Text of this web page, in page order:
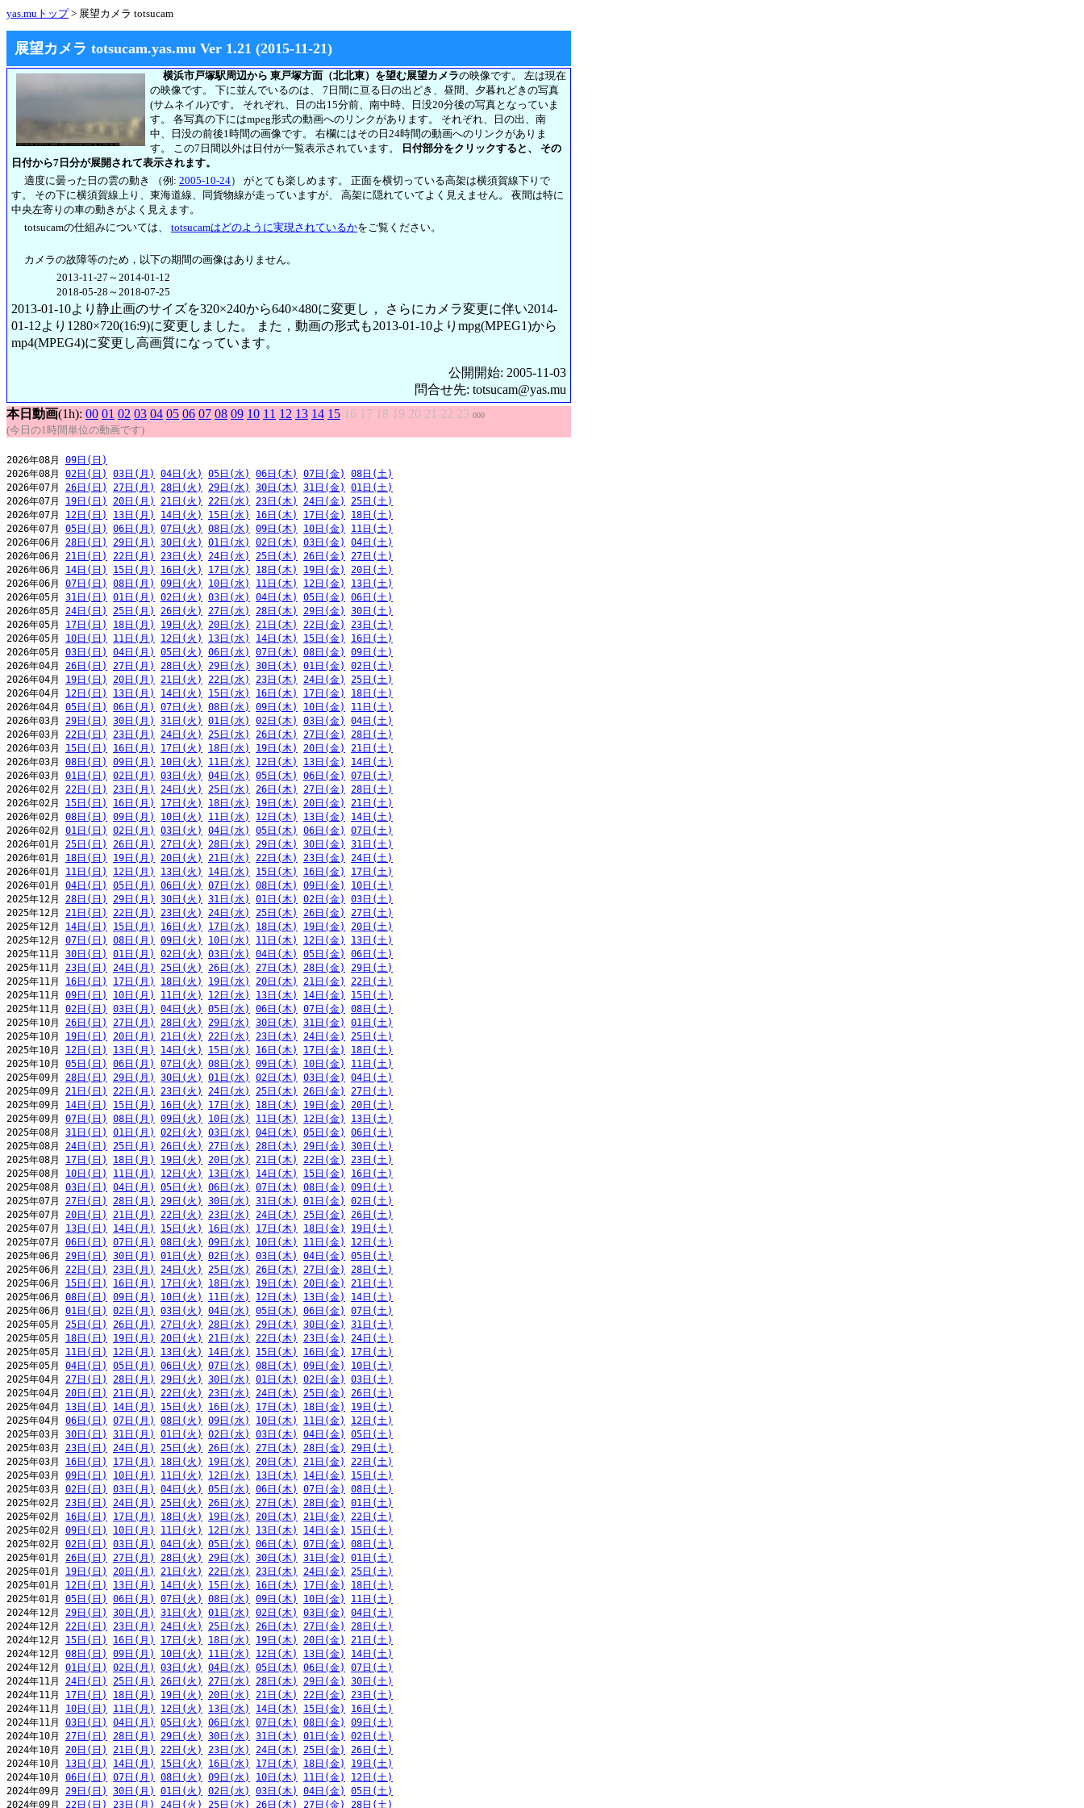
yas.muトップ> 展望カメラ totsucam
展望カメラ totsucam.yas.mu Ver 1.21 (2015-11-21)
横浜市戸塚駅周辺から 東戸塚方面（北北東）を望む展望カメラの映像です。 左は現在
の映像です。 下に並んでいるのは、 7日間に亘る日の出どき、昼間、夕暮れどきの写真
(サムネイル)です。 それぞれ、日の出15分前、南中時、日没20分後の写真となっていま
す。 各写真の下にはmpeg形式の動画へのリンクがあります。 それぞれ、日の出、南
中、日没の前後1時間の画像です。 右欄にはその日24時間の動画へのリンクがありま
す。 この7日間以外は日付が一覧表示されています。
日付部分をクリックすると、 その
日付から7日分が展開されて表示されます。
適度に曇った日の雲の動き （例: 2005-10-24） がとても楽しめます。 正面を横切っている高架は横須賀線下りで
す。 その下に横須賀線上り、東海道線、同貨物線が走っていますが、 高架に隠れていてよく見えません。 夜間は特に
中央左寄りの車の動きがよく見えます。
totsucamの仕組みについては、 totsucamはどのように実現されているかをご覧ください。
カメラの故障等のため，以下の期間の画像はありません。
2013-11-27～2014-01-12
2018-05-28～2018-07-25
2013-01-10より静止画のサイズを320×240から640×480に変更し， さらにカメラ変更に伴い2014-
01-12より1280×720(16:9)に変更しました。 また，動画の形式も2013-01-10よりmpg(MPEG1)から
mp4(MPEG4)に変更し高画質になっています。
公開開始: 2005-11-03
問合せ先: totsucam@yas.mu
本日動画(1h): 00 01 02 03 04 05 06 07 08 09 10 11 12 13 14 15 16 17 18 19 20 21 22 23 000
(今日の1時間単位の動画です)
2026年08月 09日(日)
2026年08月 02日(日) 03日(月) 04日(火) 05日(水) 06日(木) 07日(金)
08日(土)
2026年07月 26日(日) 27日(月) 28日(火) 29日(水) 30日(木) 31日(金)
01日(土)
2026年07月 19日(日) 20日(月) 21日(火) 22日(水) 23日(木) 24日(金)
25日(土)
2026年07月 12日(日) 13日(月) 14日(火) 15日(水) 16日(木) 17日(金)
18日(土)
2026年07月 05日(日) 06日(月) 07日(火) 08日(水) 09日(木) 10日(金)
11日(土)
2026年06月 28日(日) 29日(月) 30日(火) 01日(水) 02日(木) 03日(金)
04日(土)
2026年06月 21日(日) 22日(月) 23日(火) 24日(水) 25日(木) 26日(金)
27日(土)
2026年06月 14日(日) 15日(月) 16日(火) 17日(水) 18日(木) 19日(金)
20日(土)
2026年06月 07日(日) 08日(月) 09日(火) 10日(水) 11日(木) 12日(金)
13日(土)
2026年05月 31日(日) 01日(月) 02日(火) 03日(水) 04日(木) 05日(金)
06日(土)
2026年05月 24日(日) 25日(月) 26日(火) 27日(水) 28日(木) 29日(金)
30日(土)
2026年05月 17日(日) 18日(月) 19日(火) 20日(水) 21日(木) 22日(金)
23日(土)
2026年05月 10日(日) 11日(月) 12日(火) 13日(水) 14日(木) 15日(金)
16日(土)
2026年05月 03日(日) 04日(月) 05日(火) 06日(水) 07日(木) 08日(金)
09日(土)
2026年04月 26日(日) 27日(月) 28日(火) 29日(水) 30日(木) 01日(金)
02日(土)
2026年04月 19日(日) 20日(月) 21日(火) 22日(水) 23日(木) 24日(金)
25日(土)
2026年04月 12日(日) 13日(月) 14日(火) 15日(水) 16日(木) 17日(金)
18日(土)
2026年04月 05日(日) 06日(月) 07日(火) 08日(水) 09日(木) 10日(金)
11日(土)
2026年03月 29日(日) 30日(月) 31日(火) 01日(水) 02日(木) 03日(金)
04日(土)
2026年03月 22日(日) 23日(月) 24日(火) 25日(水) 26日(木) 27日(金)
28日(土)
2026年03月 15日(日) 16日(月) 17日(火) 18日(水) 19日(木) 20日(金)
21日(土)
2026年03月 08日(日) 09日(月) 10日(火) 11日(水) 12日(木) 13日(金)
14日(土)
2026年03月 01日(日) 02日(月) 03日(火) 04日(水) 05日(木) 06日(金)
07日(土)
2026年02月 22日(日) 23日(月) 24日(火) 25日(水) 26日(木) 27日(金)
28日(土)
2026年02月 15日(日) 16日(月) 17日(火) 18日(水) 19日(木) 20日(金)
21日(土)
2026年02月 08日(日) 09日(月) 10日(火) 11日(水) 12日(木) 13日(金)
14日(土)
2026年02月 01日(日) 02日(月) 03日(火) 04日(水) 05日(木) 06日(金)
07日(土)
2026年01月 25日(日) 26日(月) 27日(火) 28日(水) 29日(木) 30日(金)
31日(土)
2026年01月 18日(日) 19日(月) 20日(火) 21日(水) 22日(木) 23日(金)
24日(土)
2026年01月 11日(日) 12日(月) 13日(火) 14日(水) 15日(木) 16日(金)
17日(土)
2026年01月 04日(日) 05日(月) 06日(火) 07日(水) 08日(木) 09日(金)
10日(土)
2025年12月 28日(日) 29日(月) 30日(火) 31日(水) 01日(木) 02日(金)
03日(土)
2025年12月 21日(日) 22日(月) 23日(火) 24日(水) 25日(木) 26日(金)
27日(土)
2025年12月 14日(日) 15日(月) 16日(火) 17日(水) 18日(木) 19日(金)
20日(土)
2025年12月 07日(日) 08日(月) 09日(火) 10日(水) 11日(木) 12日(金)
13日(土)
2025年11月 30日(日) 01日(月) 02日(火) 03日(水) 04日(木) 05日(金)
06日(土)
2025年11月 23日(日) 24日(月) 25日(火) 26日(水) 27日(木) 28日(金)
29日(土)
2025年11月 16日(日) 17日(月) 18日(火) 19日(水) 20日(木) 21日(金)
22日(土)
2025年11月 09日(日) 10日(月) 11日(火) 12日(水) 13日(木) 14日(金)
15日(土)
2025年11月 02日(日) 03日(月) 04日(火) 05日(水) 06日(木) 07日(金)
08日(土)
2025年10月 26日(日) 27日(月) 28日(火) 29日(水) 30日(木) 31日(金)
01日(土)
2025年10月 19日(日) 20日(月) 21日(火) 22日(水) 23日(木) 24日(金)
25日(土)
2025年10月 12日(日) 13日(月) 14日(火) 15日(水) 16日(木) 17日(金)
18日(土)
2025年10月 05日(日) 06日(月) 07日(火) 08日(水) 09日(木) 10日(金)
11日(土)
2025年09月 28日(日) 29日(月) 30日(火) 01日(水) 02日(木) 03日(金)
04日(土)
2025年09月 21日(日) 22日(月) 23日(火) 24日(水) 25日(木) 26日(金)
27日(土)
2025年09月 14日(日) 15日(月) 16日(火) 17日(水) 18日(木) 19日(金)
20日(土)
2025年09月 07日(日) 08日(月) 09日(火) 10日(水) 11日(木) 12日(金)
13日(土)
2025年08月 31日(日) 01日(月) 02日(火) 03日(水) 04日(木) 05日(金)
06日(土)
2025年08月 24日(日) 25日(月) 26日(火) 27日(水) 28日(木) 29日(金)
30日(土)
2025年08月 17日(日) 18日(月) 19日(火) 20日(水) 21日(木) 22日(金)
23日(土)
2025年08月 10日(日) 11日(月) 12日(火) 13日(水) 14日(木) 15日(金)
16日(土)
2025年08月 03日(日) 04日(月) 05日(火) 06日(水) 07日(木) 08日(金)
09日(土)
2025年07月 27日(日) 28日(月) 29日(火) 30日(水) 31日(木) 01日(金)
02日(土)
2025年07月 20日(日) 21日(月) 22日(火) 23日(水) 24日(木) 25日(金)
26日(土)
2025年07月 13日(日) 14日(月) 15日(火) 16日(水) 17日(木) 18日(金)
19日(土)
2025年07月 06日(日) 07日(月) 08日(火) 09日(水) 10日(木) 11日(金)
12日(土)
2025年06月 29日(日) 30日(月) 01日(火) 02日(水) 03日(木) 04日(金)
05日(土)
2025年06月 22日(日) 23日(月) 24日(火) 25日(水) 26日(木) 27日(金)
28日(土)
2025年06月 15日(日) 16日(月) 17日(火) 18日(水) 19日(木) 20日(金)
21日(土)
2025年06月 08日(日) 09日(月) 10日(火) 11日(水) 12日(木) 13日(金)
14日(土)
2025年06月 01日(日) 02日(月) 03日(火) 04日(水) 05日(木) 06日(金)
07日(土)
2025年05月 25日(日) 26日(月) 27日(火) 28日(水) 29日(木) 30日(金)
31日(土)
2025年05月 18日(日) 19日(月) 20日(火) 21日(水) 22日(木) 23日(金)
24日(土)
2025年05月 11日(日) 12日(月) 13日(火) 14日(水) 15日(木) 16日(金)
17日(土)
2025年05月 04日(日) 05日(月) 06日(火) 07日(水) 08日(木) 09日(金)
10日(土)
2025年04月 27日(日) 28日(月) 29日(火) 30日(水) 01日(木) 02日(金)
03日(土)
2025年04月 20日(日) 21日(月) 22日(火) 23日(水) 24日(木) 25日(金)
26日(土)
2025年04月 13日(日) 14日(月) 15日(火) 16日(水) 17日(木) 18日(金)
19日(土)
2025年04月 06日(日) 07日(月) 08日(火) 09日(水) 10日(木) 11日(金)
12日(土)
2025年03月 30日(日) 31日(月) 01日(火) 02日(水) 03日(木) 04日(金)
05日(土)
2025年03月 23日(日) 24日(月) 25日(火) 26日(水) 27日(木) 28日(金)
29日(土)
2025年03月 16日(日) 17日(月) 18日(火) 19日(水) 20日(木) 21日(金)
22日(土)
2025年03月 09日(日) 10日(月) 11日(火) 12日(水) 13日(木) 14日(金)
15日(土)
2025年03月 02日(日) 03日(月) 04日(火) 05日(水) 06日(木) 07日(金)
08日(土)
2025年02月 23日(日) 24日(月) 25日(火) 26日(水) 27日(木) 28日(金)
01日(土)
2025年02月 16日(日) 17日(月) 18日(火) 19日(水) 20日(木) 21日(金)
22日(土)
2025年02月 09日(日) 10日(月) 11日(火) 12日(水) 13日(木) 14日(金)
15日(土)
2025年02月 02日(日) 03日(月) 04日(火) 05日(水) 06日(木) 07日(金)
08日(土)
2025年01月 26日(日) 27日(月) 28日(火) 29日(水) 30日(木) 31日(金)
01日(土)
2025年01月 19日(日) 20日(月) 21日(火) 22日(水) 23日(木) 24日(金)
25日(土)
2025年01月 12日(日) 13日(月) 14日(火) 15日(水) 16日(木) 17日(金)
18日(土)
2025年01月 05日(日) 06日(月) 07日(火) 08日(水) 09日(木) 10日(金)
11日(土)
2024年12月 29日(日) 30日(月) 31日(火) 01日(水) 02日(木) 03日(金)
04日(土)
2024年12月 22日(日) 23日(月) 24日(火) 25日(水) 26日(木) 27日(金)
28日(土)
2024年12月 15日(日) 16日(月) 17日(火) 18日(水) 19日(木) 20日(金)
21日(土)
2024年12月 08日(日) 09日(月) 10日(火) 11日(水) 12日(木) 13日(金)
14日(土)
2024年12月 01日(日) 02日(月) 03日(火) 04日(水) 05日(木) 06日(金)
07日(土)
2024年11月 24日(日) 25日(月) 26日(火) 27日(水) 28日(木) 29日(金)
30日(土)
2024年11月 17日(日) 18日(月) 19日(火) 20日(水) 21日(木) 22日(金)
23日(土)
2024年11月 10日(日) 11日(月) 12日(火) 13日(水) 14日(木) 15日(金)
16日(土)
2024年11月 03日(日) 04日(月) 05日(火) 06日(水) 07日(木) 08日(金)
09日(土)
2024年10月 27日(日) 28日(月) 29日(火) 30日(水) 31日(木) 01日(金)
02日(土)
2024年10月 20日(日) 21日(月) 22日(火) 23日(水) 24日(木) 25日(金)
26日(土)
2024年10月 13日(日) 14日(月) 15日(火) 16日(水) 17日(木) 18日(金)
19日(土)
2024年10月 06日(日) 07日(月) 08日(火) 09日(水) 10日(木) 11日(金)
12日(土)
2024年09月 29日(日) 30日(月) 01日(火) 02日(水) 03日(木) 04日(金)
05日(土)
2024年09月 22日(日) 23日(月) 24日(火) 25日(水) 26日(木) 27日(金)
28日(土)